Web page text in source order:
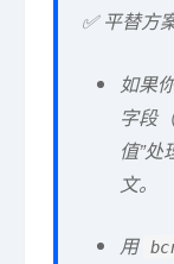
✅ 平替方
如果
字段
值”
文。
用